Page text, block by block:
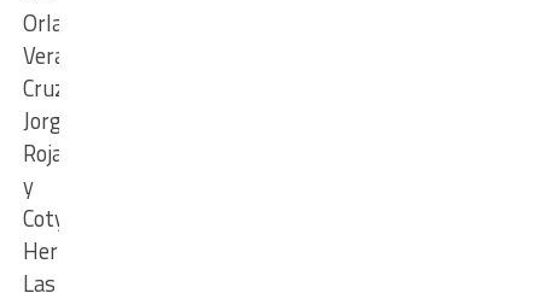
Orlando
Vera
Cruz,
Jorge
Rojas
y
Coty
Hernández.
Las